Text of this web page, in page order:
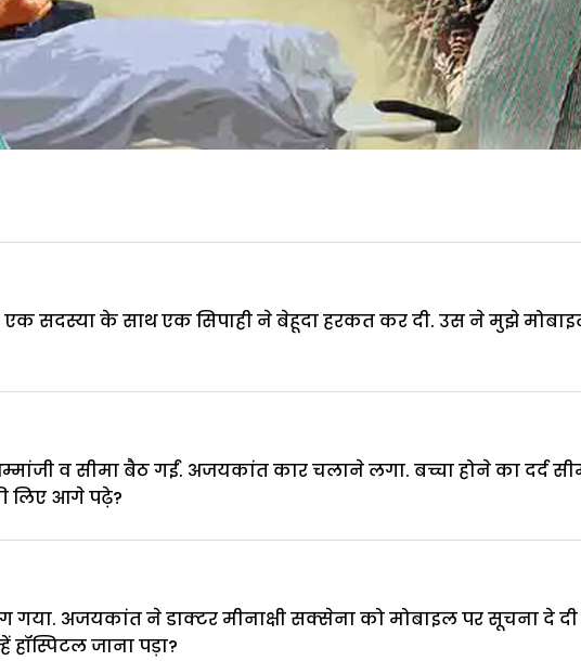
एक सदस्या के साथ एक सिपाही ने बेहूदा हरकत कर दी. उस ने मुझे
व सीमा बैठ गईं. अजयकांत कार चलाने लगा. बच्चा होने का दर्द
लिए आगे पढ़े?
अजयकांत ने डाक्टर मीनाक्षी सक्सेना को मोबाइल पर सूचना दे दी
जाना पड़ा?